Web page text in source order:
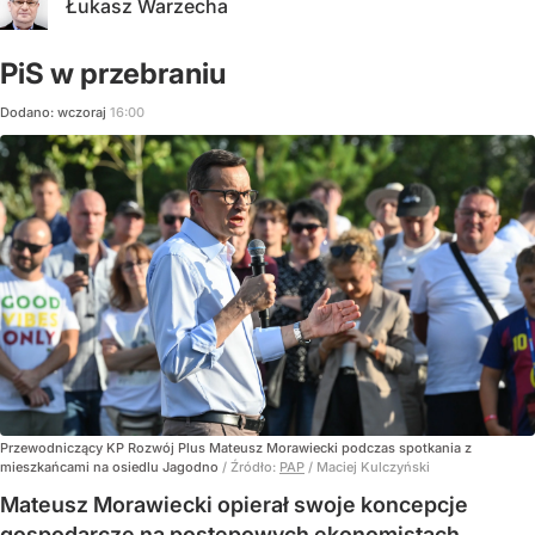
Łukasz Warzecha
PiS w przebraniu
Dodano: wczoraj 16:00
Przewodniczący KP Rozwój Plus Mateusz Morawiecki podczas spotkania z
mieszkańcami na osiedlu Jagodno / Źródło: PAP / Maciej Kulczyński
Mateusz Morawiecki opierał swoje koncepcje